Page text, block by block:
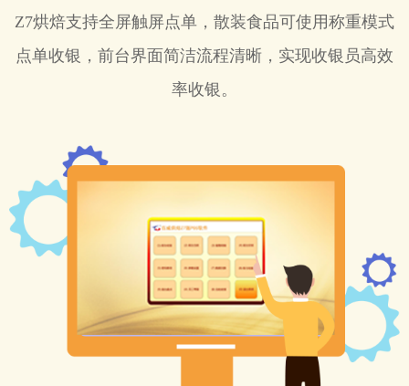
Z7烘焙支持全屏触屏点单，散装食品可使用称重模式
点单收银，前台界面简洁流程清晰，实现收银员高效
率收银。